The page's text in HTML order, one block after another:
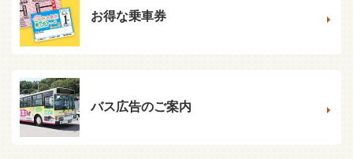
お得な乗車券
バス広告のご案内